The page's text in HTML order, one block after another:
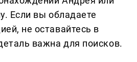
Если вы обладаете
не оставайтесь в
важна для поисков.